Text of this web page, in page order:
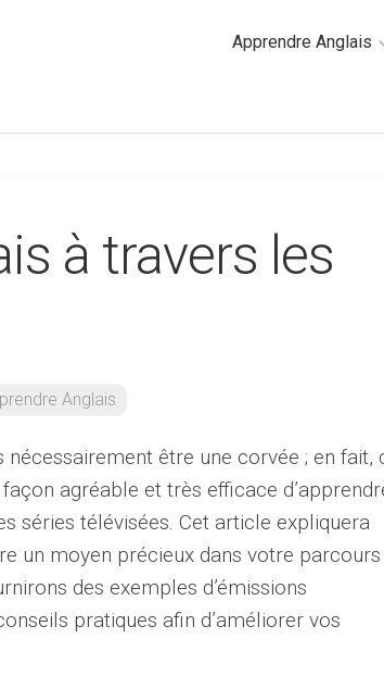
Apprendre Anglais
minutes
Grammaire
anglaise
à travers les
Anglais
être une corvée ; en fait,
agréable et très efficace
séries télévisées. Cet article expliquera
un moyen précieux dans votre parcours
des exemples d’émissions
pratiques afin d’améliorer vos